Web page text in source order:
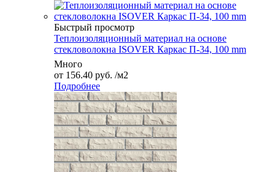
Быстрый просмотр
Теплоизоляционный материал на основе
стекловолокна ISOVER Каркас П-34, 100 mm
Много
от 156.40 руб. /м2
Подробнее